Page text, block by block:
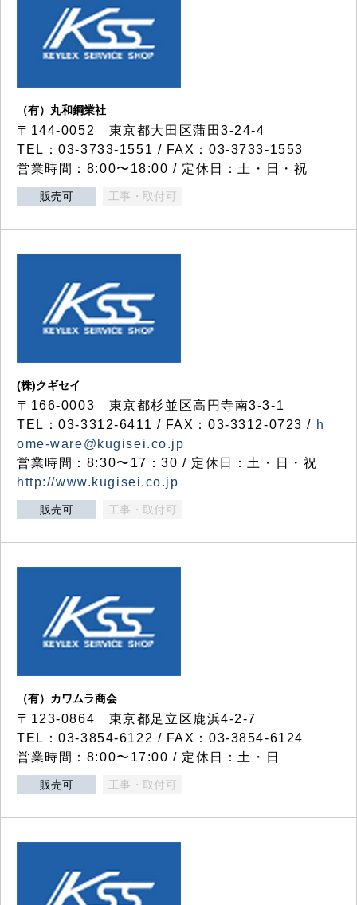
（有）丸和鋼業社
〒144-0052 東京都大田区蒲田3-24-4
TEL：03-3733-1551 / FAX：03-3733-1553
営業時間：8:00〜18:00 / 定休日：土・日・祝
販売可 工事・取付可
(株)クギセイ
〒166-0003 東京都杉並区高円寺南3-3-1
TEL：03-3312-6411 / FAX：03-3312-0723 / h
ome-ware@kugisei.co.jp
営業時間：8:30〜17：30 / 定休日：土・日・祝
http://www.kugisei.co.jp
販売可 工事・取付可
（有）カワムラ商会
〒123-0864 東京都足立区鹿浜4-2-7
TEL：03-3854-6122 / FAX：03-3854-6124
営業時間：8:00〜17:00 / 定休日：土・日
販売可 工事・取付可